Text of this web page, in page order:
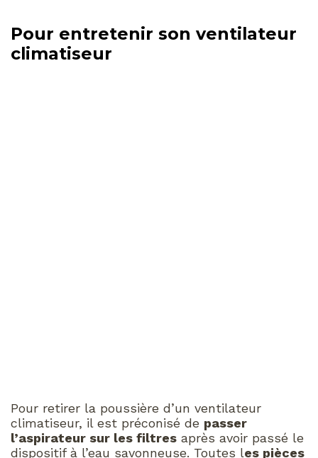
Pour entretenir son ventilateur
climatiseur
Pour retirer la poussière d’un ventilateur
climatiseur, il est préconisé de passer
l’aspirateur sur les filtres après avoir passé le
dispositif à l’eau savonneuse. Toutes les pièces